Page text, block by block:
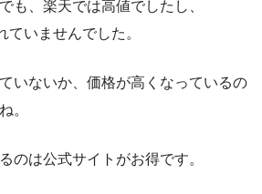
も、楽天では高値でしたし、
いませんでした。
いないか、価格が高くなっているの
。
のは公式サイトがお得です。